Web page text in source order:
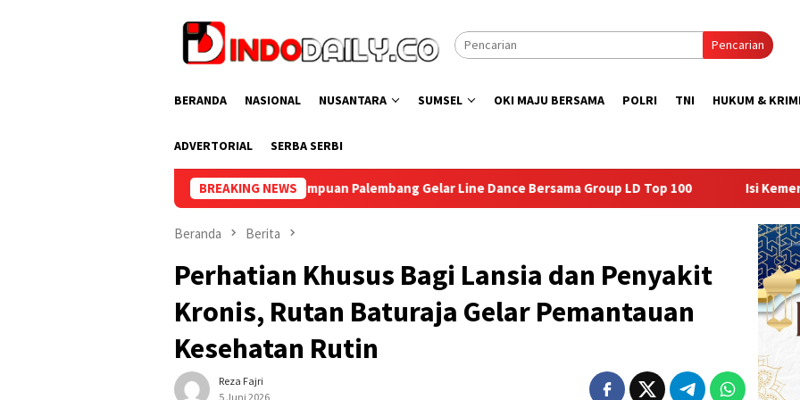
Pencarian
BERANDA NASIONAL NUSANTARA SUMSEL OKI MAJU BERSAMA POLRI TNI HUKUM &
ADVERTORIAL SERBA SERBI
BREAKING NEWS
Lapas Perempuan Palembang Gelar Line Dance Bersama Group LD Top 100 Isi Kemerdekaan dengan
Beranda Berita
Perhatian Khusus Bagi Lansia dan Penyakit
Kronis, Rutan Baturaja Gelar Pemantauan
Kesehatan Rutin
Reza Fajri
5 Juni 2026